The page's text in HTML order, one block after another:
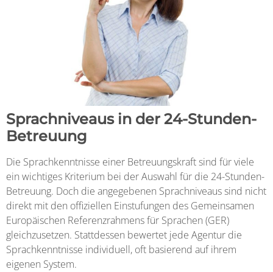
Sprachniveaus in der 24-Stunden-
Betreuung
Die Sprachkenntnisse einer Betreuungskraft sind für viele
ein wichtiges Kriterium bei der Auswahl für die 24-Stunden-
Betreuung. Doch die angegebenen Sprachniveaus sind nicht
direkt mit den offiziellen Einstufungen des Gemeinsamen
Europäischen Referenzrahmens für Sprachen (GER)
gleichzusetzen. Stattdessen bewertet jede Agentur die
Sprachkenntnisse individuell, oft basierend auf ihrem
eigenen System.